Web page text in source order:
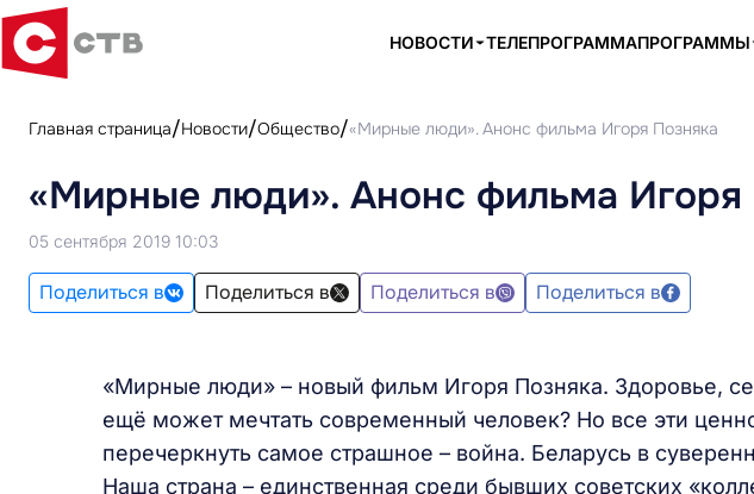
НОВОСТИ ТЕЛЕПРОГРАММАПРОГРАММЫ
Главная страница Новости Общество «Мирные люди». Анонс фильма Игоря Позняка
«Мирные люди». Анонс фильма Игоря
05 сентября 2019 10:03
Поделиться в Поделиться в Поделиться в Поделиться в
«Мирные люди» – новый фильм Игоря Позняка. Здоровье,
ещё может мечтать современный человек? Но все эти
перечеркнуть самое страшное – война. Беларусь в
Наша страна – единственная среди бывших советских